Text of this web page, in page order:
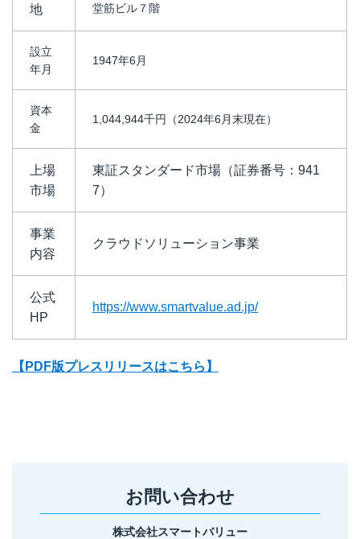
地
堂筋ビル７階
設立
年月
1947年6月
資本
金
1,044,944千円（2024年6月末現在）
上場
市場
東証スタンダード市場（証券番号：941
7）
事業
内容
クラウドソリューション事業
公式
HP
https://www.smartvalue.ad.jp/
【PDF版プレスリリースはこちら 】
お問い合わせ
株式会社スマートバリュー